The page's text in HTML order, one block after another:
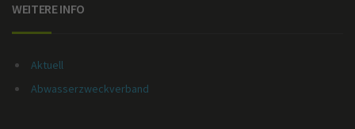
WEITERE INFO
Aktuell
Abwasserzweckverband